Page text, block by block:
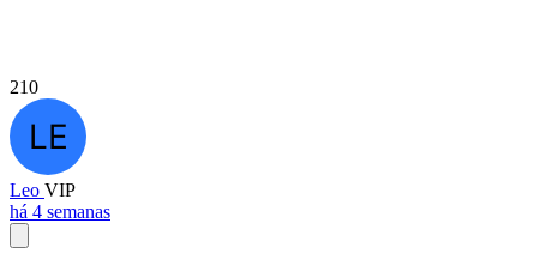
210
Leo VIP
há 4 semanas